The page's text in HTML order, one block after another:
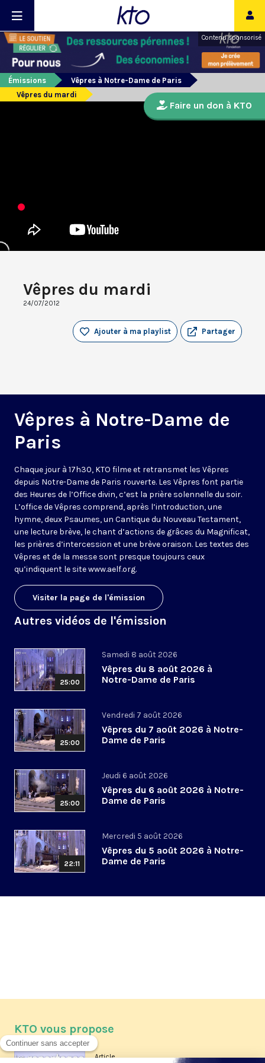
Contenu sponsorisé
Émissions
Vêpres à Notre-Dame de Paris
Vêpres du mardi
Vêpres du mardi
24/07/2012
Partager
Ajouter à ma playlist
Vêpres à Notre-Dame de
Paris
Chaque jour à 17h30, KTO filme et retransmet les Vêpres
depuis Notre-Dame de Paris rouverte. Les Vêpres font partie
des Heures de l’Office divin, c’est la prière solennelle du soir.
L’office de Vêpres comprend, après l’introduction, une
hymne, deux Psaumes, un Cantique du Nouveau Testament,
une lecture brève, le chant d’actions de grâces du Magnificat,
les prières d’intercession et une brève oraison. Les textes des
Vêpres et de la messe sont presque toujours ceux
qu’indiquent le sitewww.aelf.org.
Visiter la page de l'émission
Autres vidéos de l'émission
25:00
Samedi 8 août 2026
Vêpres du 8 août 2026 à
Notre-Dame de Paris
25:00
Vendredi 7 août 2026
Vêpres du 7 août 2026 à Notre-
Dame de Paris
25:00
Jeudi 6 août 2026
Vêpres du 6 août 2026 à Notre-
Dame de Paris
22:11
Mercredi 5 août 2026
Vêpres du 5 août 2026 à Notre-
Dame de Paris
Faire un don à KTO
KTO vous propose
Article